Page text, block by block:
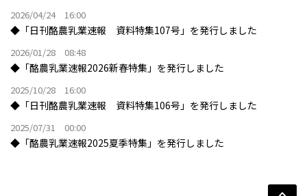
2026/04/24 16:00
◆「日刊酪農乳業速報 資料特集107号」を発行しました
2026/01/28 08:48
◆「酪農乳業速報2026新春特集」を発行しました
2025/10/28 16:00
◆「日刊酪農乳業速報 資料特集106号」を発行しました
2025/07/31 00:00
◆「酪農乳業速報2025夏季特集」を発行しました